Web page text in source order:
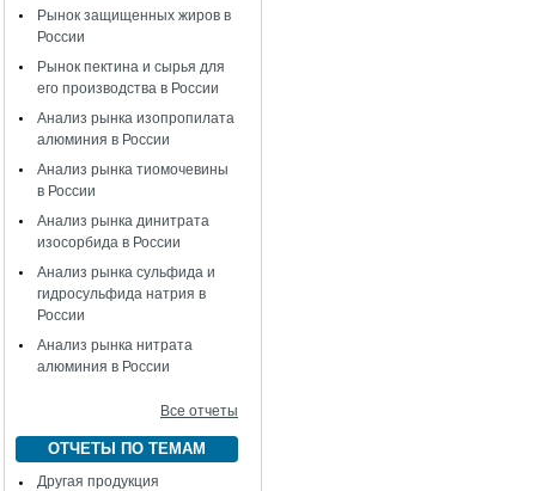
Рынок защищенных жиров в
России
Рынок пектина и сырья для
его производства в России
Анализ рынка изопропилата
алюминия в России
Анализ рынка тиомочевины
в России
Анализ рынка динитрата
изосорбида в России
Анализ рынка сульфида и
гидросульфида натрия в
России
Анализ рынка нитрата
алюминия в России
Все отчеты
ОТЧЕТЫ ПО ТЕМАМ
Другая продукция